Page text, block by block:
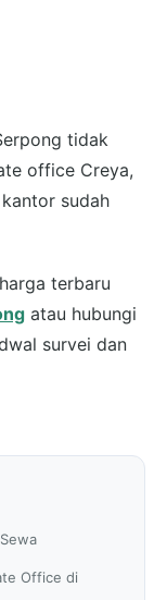
tidak
office Creya,
sudah
terbaru
atau hubungi
survei dan
Office di